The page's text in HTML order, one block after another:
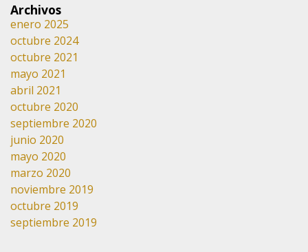
Archivos
enero 2025
octubre 2024
octubre 2021
mayo 2021
abril 2021
octubre 2020
septiembre 2020
junio 2020
mayo 2020
marzo 2020
noviembre 2019
octubre 2019
septiembre 2019